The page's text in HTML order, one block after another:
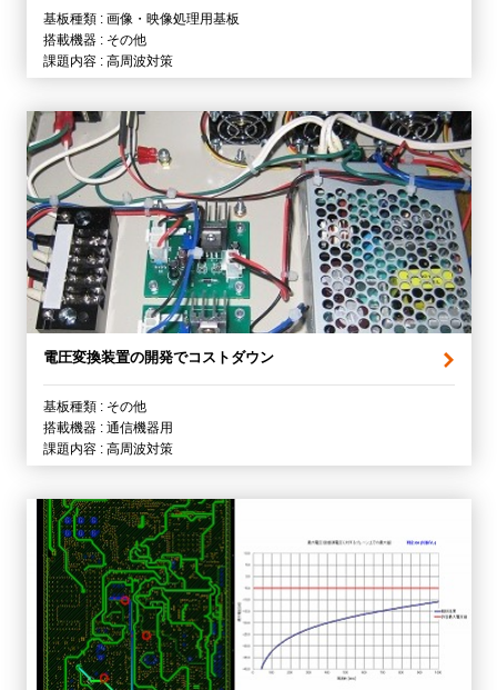
基板種類 : 画像・映像処理用基板
搭載機器 : その他
課題内容 : 高周波対策
電圧変換装置の開発でコストダウン
基板種類 : その他
搭載機器 : 通信機器用
課題内容 : 高周波対策